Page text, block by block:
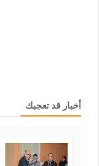
أخبار قد تعجبك